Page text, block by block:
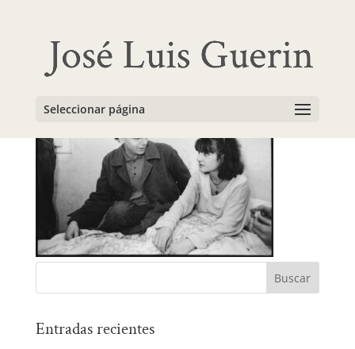
Seleccionar página
rodajed
Entradas recientes